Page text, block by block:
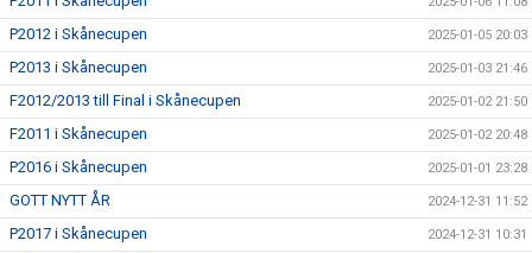
P2012 i Skånecupen 2025-01-05 20:03
P2013 i Skånecupen 2025-01-03 21:46
F2012/2013 till Final i Skånecupen 2025-01-02 21:50
F2011 i Skånecupen 2025-01-02 20:48
P2016 i Skånecupen 2025-01-01 23:28
GOTT NYTT ÅR 2024-12-31 11:52
P2017 i Skånecupen 2024-12-31 10:31